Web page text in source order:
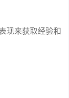
现来获取经验和